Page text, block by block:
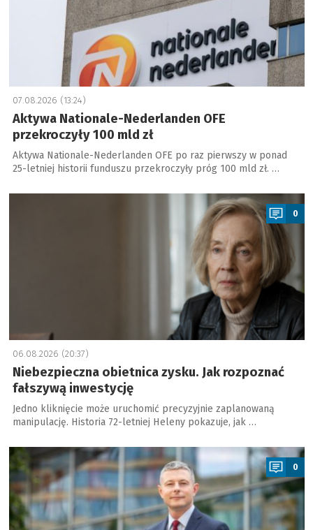
07.08.2026 (13:24)
Aktywa Nationale-Nederlanden OFE
przekroczyły 100 mld zł
Aktywa Nationale-Nederlanden OFE po raz pierwszy w ponad
25-letniej historii funduszu przekroczyły próg 100 mld zł. …
a
0
06.08.2026 (20:37)
Niebezpieczna obietnica zysku. Jak rozpoznać
fałszywą inwestycję
Jedno kliknięcie może uruchomić precyzyjnie zaplanowaną
manipulację. Historia 72-letniej Heleny pokazuje, jak …
a
0